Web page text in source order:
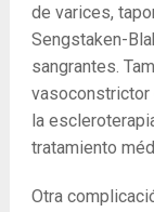
de varices,
Sengstaken-
sangrantes.
vasoconstrictor
la
tratamiento
Otra